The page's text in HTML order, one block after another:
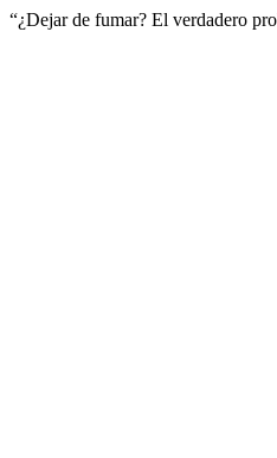
“¿Dejar de fumar? El verdadero